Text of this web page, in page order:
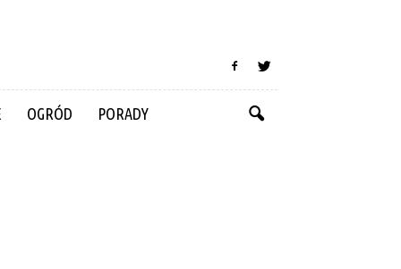
OGRÓD PORADY